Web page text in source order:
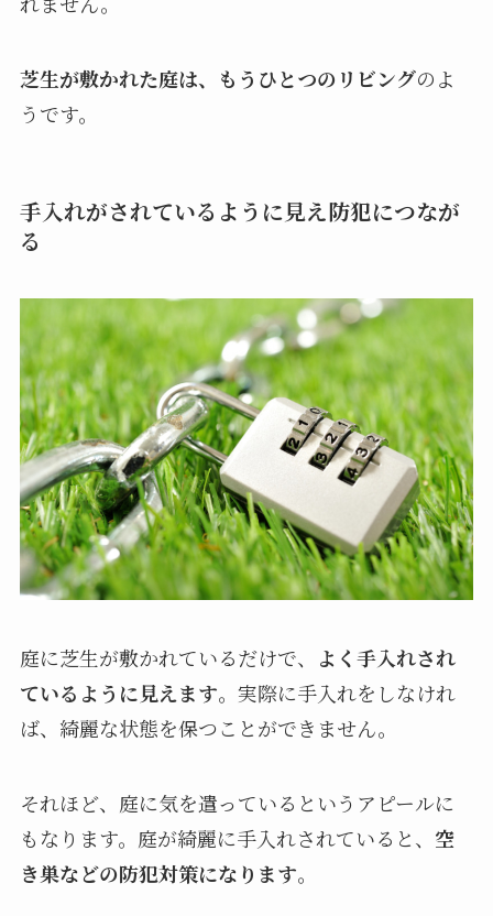
芝生が敷かれた庭は、もうひとつのリビングのよ
うです。
手入れがされているように見え防犯につなが
る
庭に芝生が敷かれているだけで、
よく手入れされ
ているように見えます。実際に手入れをしなけれ
ば、綺麗な状態を保つことができません。
それほど、庭に気を遣っているというアピールに
もなります。庭が綺麗に手入れされていると、 空
き巣などの防犯対策になります。